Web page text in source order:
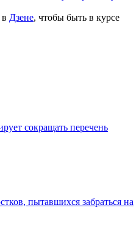
Дзене, чтобы быть в курсе
сокращать перечень
пытавшихся забраться на